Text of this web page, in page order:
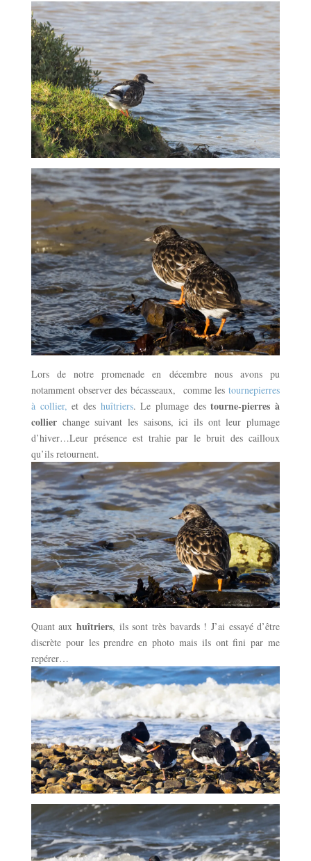
Lors de notre promenade en décembre nous avons pu
notamment observer des bécasseaux, comme lestournepierres
à collier,et des huîtriers. Le plumage destourne-pierres à
collierchange suivant les saisons, ici ils ont leur plumage
d’hiver…Leur présence est trahie par le bruit des cailloux
qu’ils retournent.
Quant aux huîtriers, ils sont très bavards ! J’ai essayé d’être
discrète pour les prendre en photo mais ils ont fini par me
repérer…